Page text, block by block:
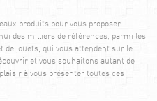
produits pour vous proposer
des milliers de références, parmi les
de jouets, qui vous attendent sur le
et vous souhaitons autant de
à vous présenter toutes ces